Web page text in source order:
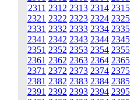
2311 2312 2313 2314 2315
2321 2322 2323 2324 2325
2331 2332 2333 2334 2335
2341 2342 2343 2344 2345
2351 2352 2353 2354 2355
2361 2362 2363 2364 2365
2371 2372 2373 2374 2375
2381 2382 2383 2384 2385
2391 2392 2393 2394 2395